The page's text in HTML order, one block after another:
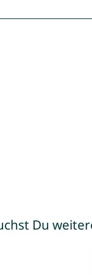
Du